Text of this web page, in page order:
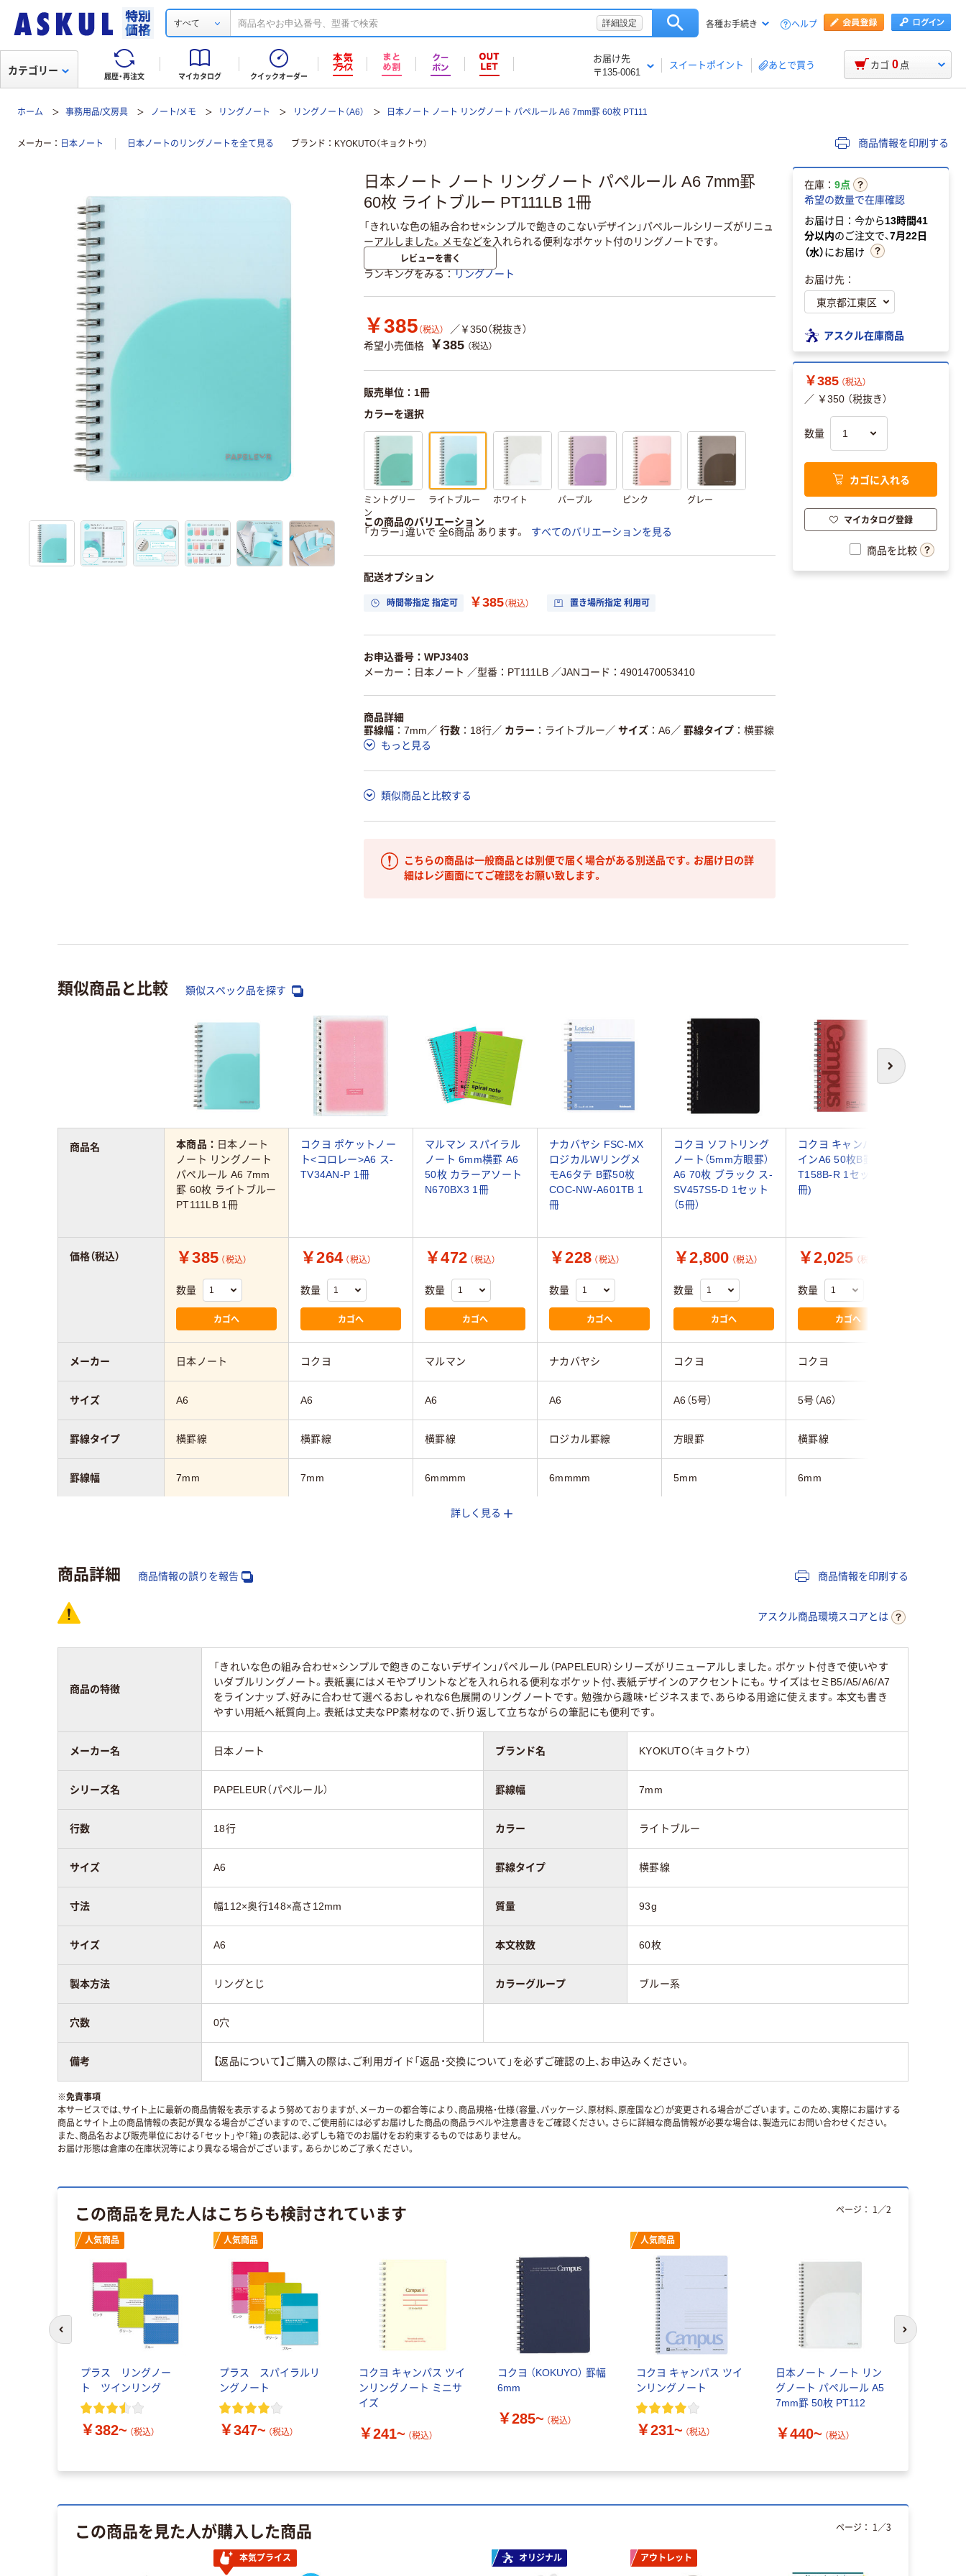
すべて 詳細設定 各種お手続き ヘルプ
履歴・再注文 マイカタログ クイックオーダー
お届け先
〒135-0061
スイートポイント あとで買う
カテゴリー カゴ 0 点
ホーム 事務用品/文房具 ノート/メモ リングノート リングノート（A6） 日本ノート ノート リングノート パペルール A6 7mm罫 60枚 PT111
メーカー 日本ノート 日本ノートのリングノートを全て見る ブランド KYOKUTO（キョクトウ） 商品情報を印刷する
日本ノート ノート リングノート パペルール A6 7mm罫
60枚 ライトブルー PT111LB 1冊
「きれいな色の組み合わせ×シンプルで飽きのこないデザイン」パペルールシリーズがリニュ
ーアルしました。メモなどを入れられる便利なポケット付のリングノートです。
レビューを書く
ランキングをみる リングノート
￥385 （税込）
／￥350（税抜き）
希望小売価格
￥385 （税込）
販売単位：1冊
カラーを選択
ミントグリー
ン
ライトブルー ホワイト パープル ピンク グレー
この商品のバリエーション
「カラー」違いで 全6商品 あります。
すべてのバリエーションを見る
配送オプション
時間帯指定 指定可 ￥385（税込） 置き場所指定 利用可
お申込番号：WPJ3403
メーカー：日本ノート ／型番：PT111LB ／JANコード：4901470053410
商品詳細
罫線幅
7mm ／ 行数 18行／ カラー ライトブルー ／ サイズ A6／ 罫線タイプ
横罫線
もっと見る
類似商品と比較する
こちらの商品は一般商品とは別便で届く場合がある別送品です。お届け日の詳
細はレジ画面にてご確認をお願い致します。
在庫： 9点
希望の数量で在庫確認
お届け日：今から13時間41
分以内のご注文で、7月22日
（水）にお届け
お届け先：
アスクル在庫商品
￥385 （税込）
／ ￥350 （税抜き）
数量
カゴに入れる
マイカタログ登録
商品を比較
類似商品と比較 類似スペック品を探す
次へ
本商品： 日本ノート
ノート リングノート
パペルール A6 7mm
罫 60枚 ライトブルー
PT111LB 1冊
コクヨ ポケットノー
ト<コロレー>A6 ス-
TV34AN-P 1冊
マルマン スパイラル
ノート 6mm横罫 A6
50枚 カラーアソート
N670BX3 1冊
ナカバヤシ FSC-MX
ロジカルWリングメ
モA6タテ B罫50枚
COC-NW-A601TB 1
冊
コクヨ ソフトリング
ノート（5mm方眼罫）
A6 70枚 ブラック ス-
SV457S5-D 1セット
（5冊）
コクヨ キャンパスツ
インA6 50枚B罫 ス-
T158B-R 1セット(10
冊)
￥385 （税込）
数量
カゴへ
￥264 （税込）
数量
カゴへ
￥472 （税込）
数量
カゴへ
￥228 （税込）
数量
カゴへ
￥2,800 （税込）
数量
カゴへ
￥2,025 （税込）
数量
カゴへ
日本ノート コクヨ マルマン ナカバヤシ コクヨ コクヨ
A6 A6 A6 A6 A6（5号） 5号（A6）
横罫線 横罫線 横罫線 ロジカル罫線 方眼罫 横罫線
7mm 7mm 6mmmm 6mmmm 5mm 6mm
50～80枚未満
93g 78g
リングとじ リングとじ リングとじ
商品名
価格（税込）
メーカー
サイズ
罫線タイプ
罫線幅
質量
製本方法
詳しく見る
商品詳細 商品情報の誤りを報告 商品情報を印刷する
アスクル商品環境スコアとは
商品の特徴
「きれいな色の組み合わせ×シンプルで飽きのこないデザイン」パペルール（PAPELEUR）シリーズがリニューアルしました。ポケット付きで使いやす
いダブルリングノート。表紙裏にはメモやプリントなどを入れられる便利なポケット付、表紙デザインのアクセントにも。サイズはセミB5/A5/A6/A7
をラインナップ、好みに合わせて選べるおしゃれな6色展開のリングノートです。勉強から趣味・ビジネスまで、あらゆる用途に使えます。本文も書き
やすい用紙へ紙質向上。表紙は丈夫なPP素材なので、折り返して立ちながらの筆記にも便利です。
メーカー名 日本ノート ブランド名 KYOKUTO（キョクトウ）
シリーズ名 PAPELEUR（パペルール） 罫線幅 7mm
行数 18行 カラー ライトブルー
サイズ A6 罫線タイプ 横罫線
寸法 幅112×奥行148×高さ12mm 質量 93g
サイズ A6 本文枚数 60枚
製本方法 リングとじ カラーグループ ブルー系
穴数 0穴
備考 【返品について】ご購入の際は、ご利用ガイド「返品・交換について」を必ずご確認の上、お申込みください。
※免責事項
本サービスでは、サイト上に最新の商品情報を表示するよう努めておりますが、メーカーの都合等により、商品規格・仕様（容量、パッケージ、原材料、原産国など）が変更される場合がございます。このため、実際にお届けする
商品とサイト上の商品情報の表記が異なる場合がございますので、ご使用前には必ずお届けした商品の商品ラベルや注意書きをご確認ください。さらに詳細な商品情報が必要な場合は、製造元にお問い合わせください。
また、商品名および販売単位における「セット」や「箱」の表記は、必ずしも箱でのお届けをお約束するものではありません。
お届け形態は倉庫の在庫状況等により異なる場合がございます。あらかじめご了承ください。
この商品を見た人はこちらも検討されています
人気商品
プラス リングノー
ト ツインリング
￥382~ （税込）
人気商品
プラス スパイラルリ
ングノート
￥347~ （税込）
コクヨ キャンパス ツイ
ンリングノート ミニサ
イズ
￥241~ （税込）
コクヨ （KOKUYO） 罫幅
6mm
￥285~ （税込）
人気商品
コクヨ キャンパス ツイ
ンリングノート
￥231~ （税込）
日本ノート ノート リン
グノート パペルール A5
7mm罫 50枚 PT112
￥440~ （税込）
ページ： 1 ／2
次のスライド
この商品を見た人が購入した商品
本気プライス オリジナル アウトレット
ページ： 1 ／3